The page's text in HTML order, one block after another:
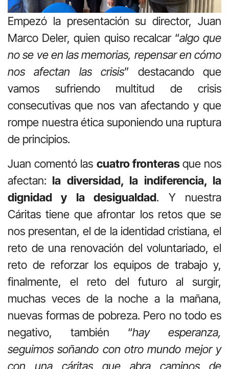
Empezó la presentación su director, Juan
Marco Deler, quien quiso recalcar “algo que
no se ve en las memorias, repensar en cómo
nos afectan las crisis” destacando que
vamos sufriendo multitud de crisis
consecutivas que nos van afectando y que
rompe nuestra ética suponiendo una ruptura
de principios.
Juan comentó las cuatro fronterasque nos
afectan: la diversidad, la indiferencia, la
dignidad y la desigualdad. Y nuestra
Cáritas tiene que afrontar los retos que se
nos presentan, el de la identidad cristiana, el
reto de una renovación del voluntariado, el
reto de reforzar los equipos de trabajo y,
finalmente, el reto del futuro al surgir,
muchas veces de la noche a la mañana,
nuevas formas de pobreza. Pero no todo es
negativo, también “hay esperanza,
seguimos soñando con otro mundo mejor y
con una cáritas que abra caminos de